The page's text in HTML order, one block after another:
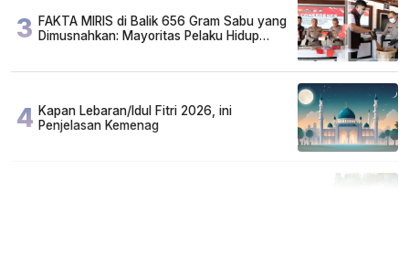
3 FAKTA MIRIS di Balik 656 Gram Sabu yang
Dimusnahkan: Mayoritas Pelaku Hidup
4 Kapan Lebaran/Idul Fitri 2026, ini
Penjelasan Kemenag